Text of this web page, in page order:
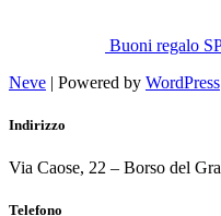
Buoni regalo
Neve | Powered by WordPress
Indirizzo
Via Caose, 22 – Borso del
Telefono